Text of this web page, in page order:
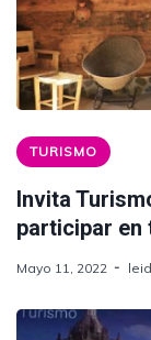
TURISMO
Invita
participar en
Mayo 11, 2022